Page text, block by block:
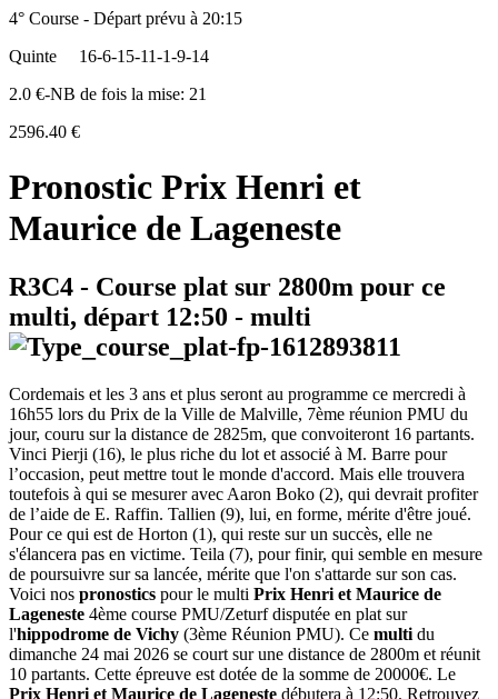
4° Course - Départ prévu à 20:15
Quinte
16-6-15-11-1-9-14
2.0 €-NB de fois la mise: 21
2596.40 €
Pronostic Prix Henri et
Maurice de Lageneste
R3C4 - Course plat sur 2800m pour ce
multi, départ 12:50 - multi
Cordemais et les 3 ans et plus seront au programme ce mercredi à
16h55 lors du Prix de la Ville de Malville, 7ème réunion PMU du
jour, couru sur la distance de 2825m, que convoiteront 16 partants.
Vinci Pierji (16), le plus riche du lot et associé à M. Barre pour
l’occasion, peut mettre tout le monde d'accord. Mais elle trouvera
toutefois à qui se mesurer avec Aaron Boko (2), qui devrait profiter
de l’aide de E. Raffin. Tallien (9), lui, en forme, mérite d'être joué.
Pour ce qui est de Horton (1), qui reste sur un succès, elle ne
s'élancera pas en victime. Teila (7), pour finir, qui semble en mesure
de poursuivre sur sa lancée, mérite que l'on s'attarde sur son cas.
Voici nos pronostics pour le multi Prix Henri et Maurice de
Lageneste 4ème course PMU/Zeturf disputée en plat sur
l'hippodrome de Vichy (3ème Réunion PMU). Ce multi du
dimanche 24 mai 2026 se court sur une distance de 2800m et réunit
10 partants. Cette épreuve est dotée de la somme de 20000€. Le
Prix Henri et Maurice de Lageneste débutera à 12:50. Retrouvez